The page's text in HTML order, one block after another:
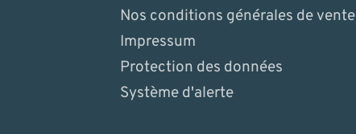
Nos conditions générales de vente
Impressum
Protection des données
Système d'alerte